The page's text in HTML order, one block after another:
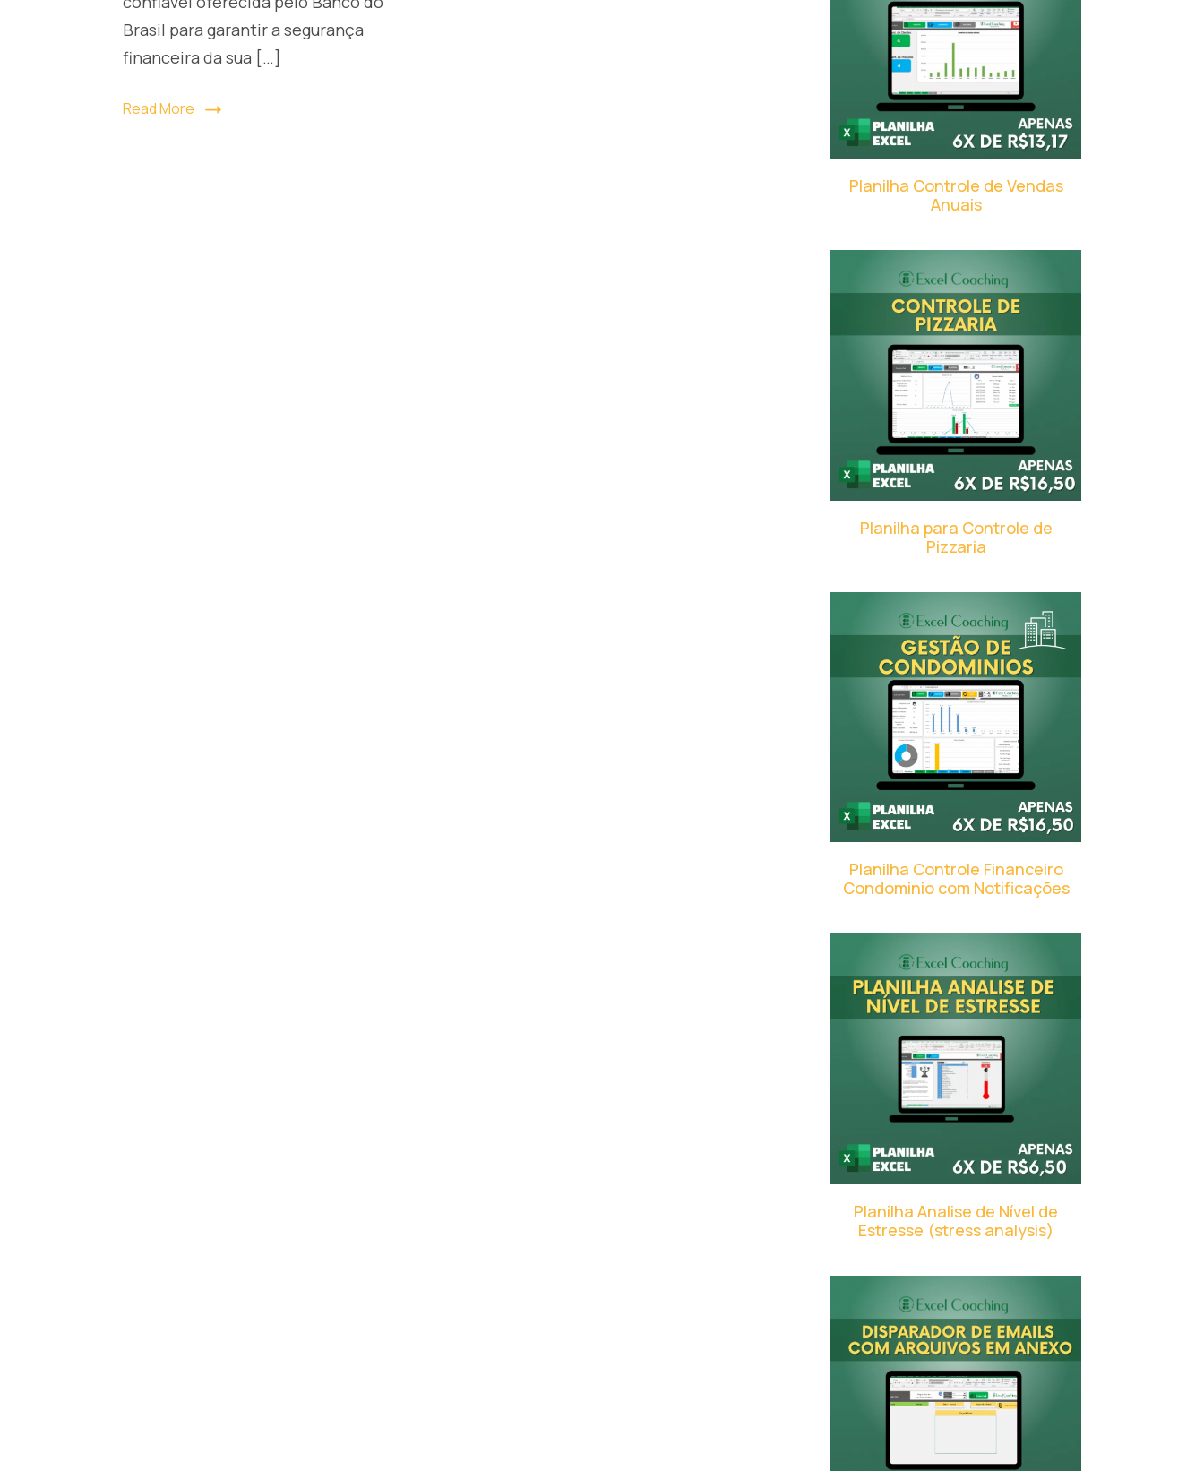
Brasil para garantir a segurança
financeira da sua […]
Read More
Planilha Controle de Vendas
Anuais
Planilha para Controle de
Pizzaria
Planilha Controle Financeiro
Condominio com Notificações
Planilha Analise de Nível de
Estresse (stress analysis)